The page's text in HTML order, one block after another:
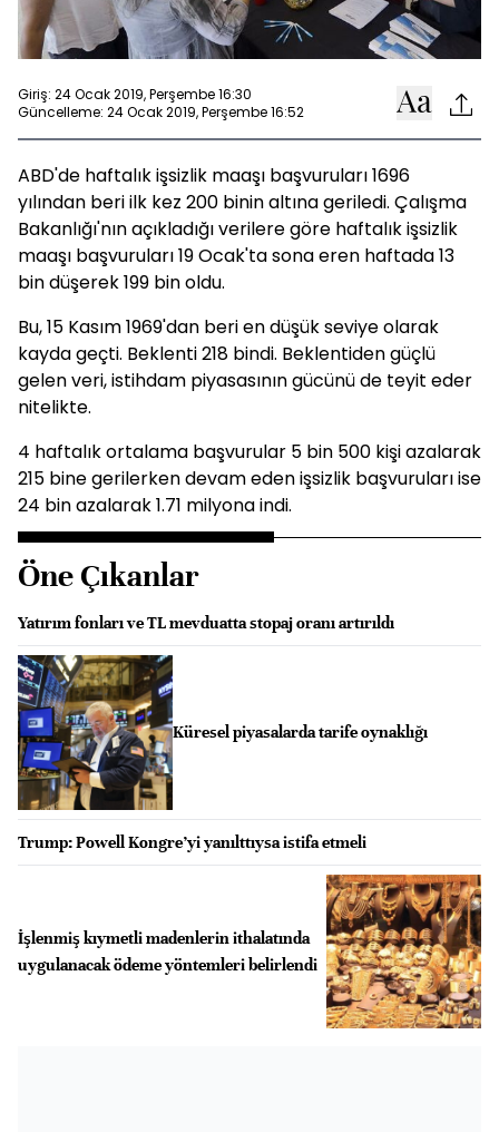
Giriş: 24 Ocak 2019, Perşembe 16:30
Güncelleme: 24 Ocak 2019, Perşembe 16:52
ABD'de haftalık işsizlik maaşı başvuruları 1696
yılından beri ilk kez 200 binin altına geriledi. Çalışma
Bakanlığı'nın açıkladığı verilere göre haftalık işsizlik
maaşı başvuruları 19 Ocak'ta sona eren haftada 13
bin düşerek 199 bin oldu.
Bu, 15 Kasım 1969'dan beri en düşük seviye olarak
kayda geçti. Beklenti 218 bindi. Beklentiden güçlü
gelen veri, istihdam piyasasının gücünü de teyit eder
nitelikte.
4 haftalık ortalama başvurular 5 bin 500 kişi azalarak
215 bine gerilerken devam eden işsizlik başvuruları ise
24 bin azalarak 1.71 milyona indi.
Öne Çıkanlar
Yatırım fonları ve TL mevduatta stopaj oranı artırıldı
Küresel piyasalarda tarife oynaklığı
Trump: Powell Kongre’yi yanılttıysa istifa etmeli
İşlenmiş kıymetli madenlerin ithalatında
uygulanacak ödeme yöntemleri belirlendi